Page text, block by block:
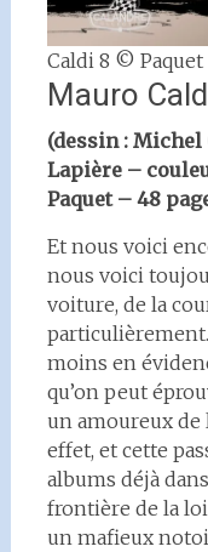
Caldi 8 © Paquet
Mauro
(dessin :
Lapière –
Paquet – 48
Et nous voici
nous voici
voiture, de la
moins en
qu’on peut
un amoureux de
effet, et cette
albums déjà
frontière de la
un mafieux